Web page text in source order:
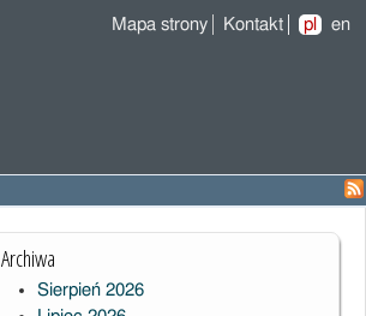
Mapa strony Kontakt pl en
Archiwa
Sierpień 2026